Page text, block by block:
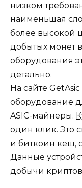
низком
наименьшая
более высокой
добытых монет
оборудования
детально.
На сайте
оборудование
ASIC-майнеры.
один клик. Это
и биткоин кеш,
Данные
добычи